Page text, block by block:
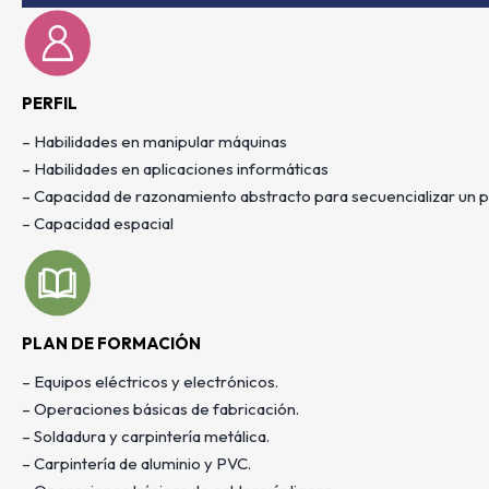
PERFIL
– Habilidades en manipular máquinas
– Habilidades en aplicaciones informáticas
– Capacidad de razonamiento abstracto para secuencializar un
– Capacidad espacial
PLAN DE FORMACIÓN
– Equipos eléctricos y electrónicos.
– Operaciones básicas de fabricación.
– Soldadura y carpintería metálica.
– Carpintería de aluminio y PVC.